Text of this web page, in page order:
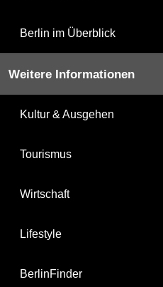
Berlin im Überblick
Weitere Informationen
Kultur & Ausgehen
Tourismus
Wirtschaft
Lifestyle
BerlinFinder